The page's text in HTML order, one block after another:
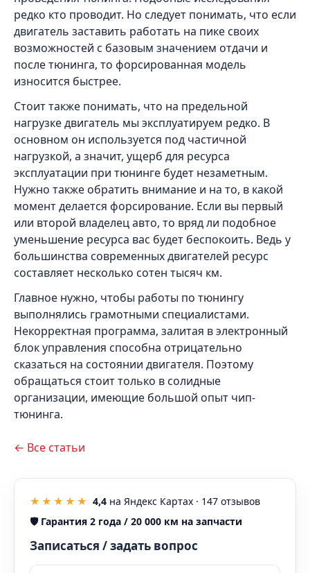
редко кто проводит. Но следует понимать, что если
двигатель заставить работать на пике своих
возможностей с базовым значением отдачи и
после тюнинга, то форсированная модель
износится быстрее.
Стоит также понимать, что на предельной
нагрузке двигатель мы эксплуатируем редко. В
основном он используется под частичной
нагрузкой, а значит, ущерб для ресурса
эксплуатации при тюнинге будет незаметным.
Нужно также обратить внимание и на то, в какой
момент делается форсирование. Если вы первый
или второй владелец авто, то вряд ли подобное
уменьшение ресурса вас будет беспокоить. Ведь у
большинства современных двигателей ресурс
составляет несколько сотен тысяч км.
Главное нужно, чтобы работы по тюнингу
выполнялись грамотными специалистами.
Некорректная программа, залитая в электронный
блок управления способна отрицательно
сказаться на состоянии двигателя. Поэтому
обращаться стоит только в солидные
организации, имеющие большой опыт чип-
тюнинга.
← Все статьи
★★★★★ 4,4 на Яндекс Картах · 147 отзывов
🛡️Гарантия 2 года / 20 000 км на запчасти
Записаться / задать вопрос